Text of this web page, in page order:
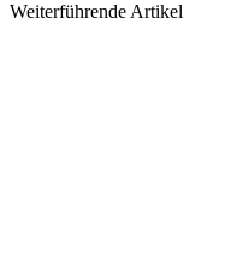
Weiterführende Artikel